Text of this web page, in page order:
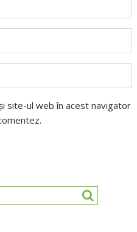
site-ul web în acest navigator